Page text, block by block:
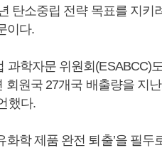
탄소중립 전략 목표를 지키
이다.
학자문 위원회(ESABCC)
회원국 27개국 배출량을 지
했다.
화학 제품 완전 퇴출’을 필